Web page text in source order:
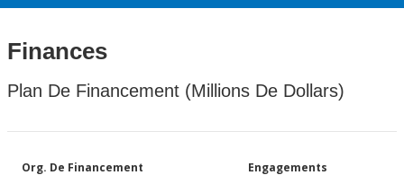
Finances
Plan De Financement (Millions De Dollars)
Org. De Financement Engagements